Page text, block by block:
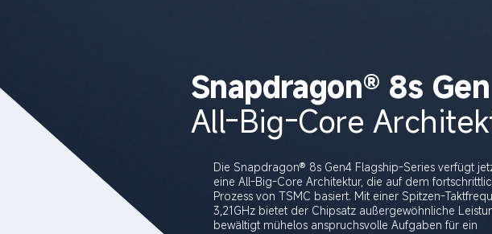
Snapdragon® 8s
Die Snapdragon® 8s Gen4 Flagship-Series verfügt
eine All-Big-Core Architektur, die auf dem
Prozess von TSMC basiert. Mit einer Spitzen-
3,21GHz bietet der Chipsatz außergewöhnliche
bewältigt mühelos anspruchsvolle Aufgaben für ein